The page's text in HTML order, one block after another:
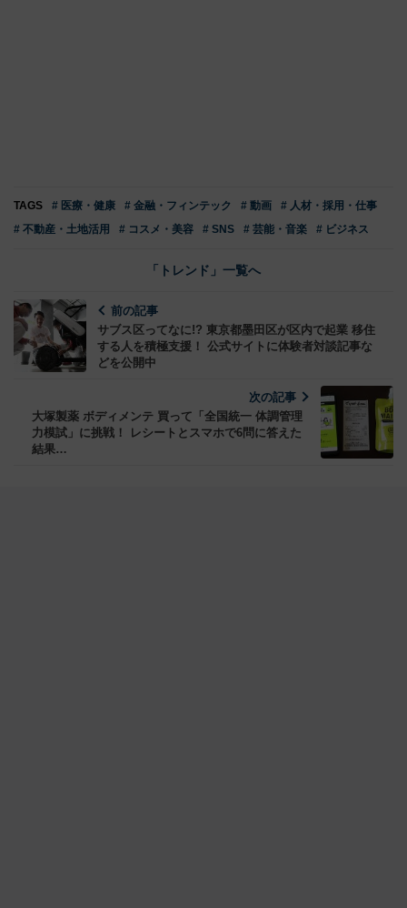
TAGS # 医療・健康 # 金融・フィンテック # 動画
# 人材・採用・仕事
# 不動産・土地活用
# コスメ・美容 # SNS # 芸能・音楽 # ビジネス
「トレンド」一覧へ
前の記事
サブス区ってなに!? 東京都墨田区が区内で起業 移住
する人を積極支援！ 公式サイトに体験者対談記事な
どを公開中
次の記事
大塚製薬 ボディメンテ 買って「全国統一 体調管理
力模試」に挑戦！ レシートとスマホで6問に答えた
結果…